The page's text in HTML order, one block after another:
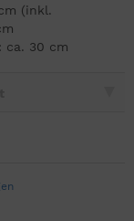
(inkl.
ca. 30 cm